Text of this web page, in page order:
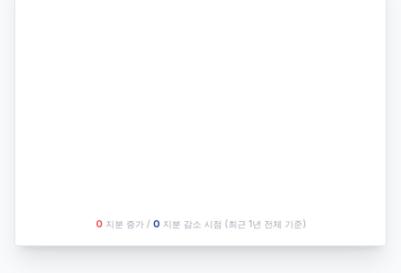
O 지분 증가 / O 지분 감소 시점 (최근 1년 전체 기준)